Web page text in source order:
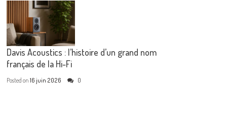
Davis Acoustics : l’histoire d’un grand nom
français de la Hi-Fi
Posted on16 juin 2026 0